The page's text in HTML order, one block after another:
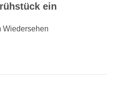
ein
Wiedersehen